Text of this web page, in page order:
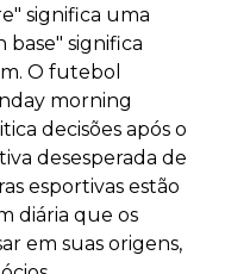
significa uma
base" significa
O futebol
morning
decisões após o
desesperada de
esportivas estão
diária que os
em suas origens,